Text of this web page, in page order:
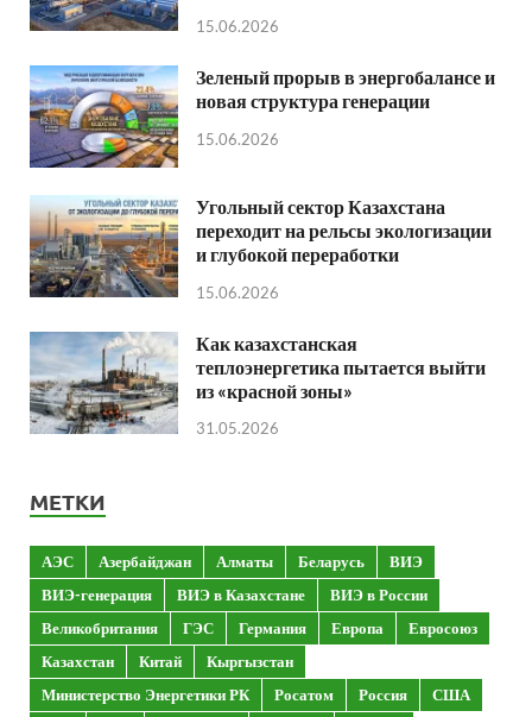
15.06.2026
Зеленый прорыв в энергобалансе и
новая структура генерации
15.06.2026
Угольный сектор Казахстана
переходит на рельсы экологизации
и глубокой переработки
15.06.2026
Как казахстанская
теплоэнергетика пытается выйти
из «красной зоны»
31.05.2026
МЕТКИ
АЭС Азербайджан Алматы Беларусь
ВИЭ
ВИЭ-генерация
ВИЭ в Казахстане
ВИЭ в России
Великобритания
ГЭС Германия Европа
Евросоюз
Казахстан
Китай
Кыргызстан
Министерство Энергетики РК
Росатом Россия
США